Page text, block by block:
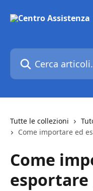
Cerca articoli…
Tutte le collezioni
Come importare ed
Come